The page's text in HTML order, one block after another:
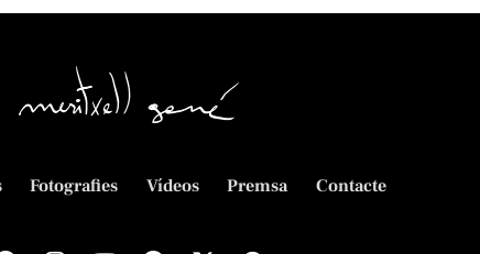
Fotografies Vídeos Premsa Contacte